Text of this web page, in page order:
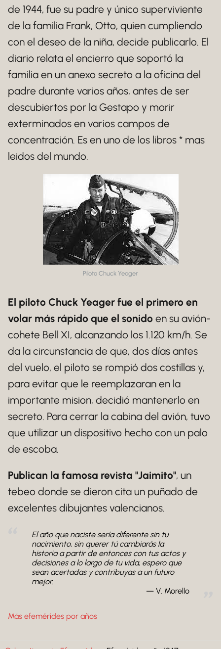
de 1944, fue su padre y único superviviente
de la familia Frank, Otto, quien cumpliendo
con el deseo de la niña, decide publicarlo. El
diario relata el encierro que soportó la
familia en un anexo secreto a la oficina del
padre durante varios años, antes de ser
descubiertos por la Gestapo y morir
exterminados en varios campos de
concentración. Es en uno de los libros * mas
leidos del mundo.
Piloto Chuck Yeager
El piloto Chuck Yeager fue el primero en
volar más rápido que el sonido en su avión-
cohete Bell XI, alcanzando los 1.120 km/h. Se
da la circunstancia de que, dos días antes
del vuelo, el piloto se rompió dos costillas y,
para evitar que le reemplazaran en la
importante mision, decidió mantenerlo en
secreto. Para cerrar la cabina del avión, tuvo
que utilizar un dispositivo hecho con un palo
de escoba.
Publican la famosa revista "Jaimito", un
tebeo donde se dieron cita un puñado de
excelentes dibujantes valencianos.
El año que naciste sería diferente sin tu
nacimiento, sin querer tú cambiarás la
historia a partir de entonces con tus actos y
decisiones a lo largo de tu vida, espero que
sean acertadas y contribuyas a un futuro
mejor.
V. Morello
Más efemérides por años